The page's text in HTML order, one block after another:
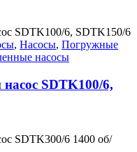
, Насосы, Погружные
насосы
SDTK100/6,